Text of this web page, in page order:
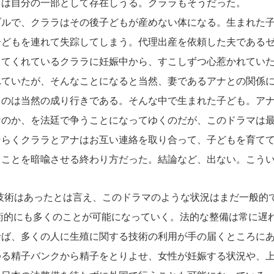
、クララはその後子どもが産めない体になる。生まれた
もを連れて失踪してしまう。代理出産を依頼した夫である
くれているクララに妊娠中から、すこしずつ心惹かれてい
いたが、そんなことになると当然、妻であるアナとの関係
は当然の成り行きである。そんな中で生まれた子ども。ア
か、を法廷で争うことになってゆくのだが、このドラマは
くクララとアナはお互い連絡を取り合って、子どもを育て
とを暗喩させる終わり方だった。結論など、出ない。こう
はあったとは言え、このドラマのような状況はまだ一般的
にも多くのことが可能になっていく。法的な整備は常に遅
、多くの人に生殖に関する技術の利用が手の届くところに
精子バンクから精子をとりよせ、女性が妊娠する状況や、